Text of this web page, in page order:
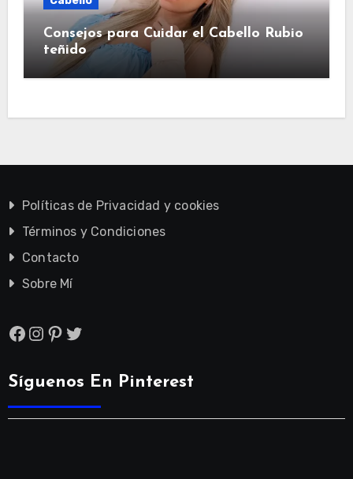
Consejos para Cuidar el Cabello Rubio
teñido
Políticas de Privacidad y cookies
Términos y Condiciones
Contacto
Sobre Mí
Facebook
Instagram
Pinterest
Twitter
Síguenos En Pinterest